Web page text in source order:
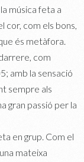
música feta a
cor, com els bons,
és metàfora.
com
amb la sensació
sempre als
gran passió per la
en grup. Com el
mateixa